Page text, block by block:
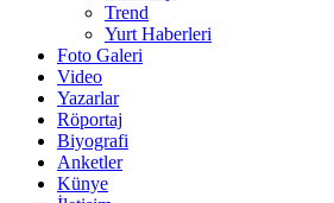
Trend
Yurt Haberleri
Foto Galeri
Video
Yazarlar
Röportaj
Biyografi
Anketler
Künye